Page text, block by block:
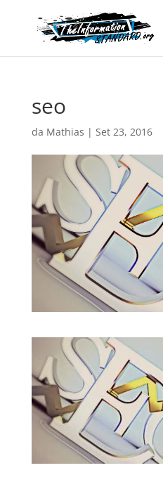
seo
da Mathias | Set 23, 2016